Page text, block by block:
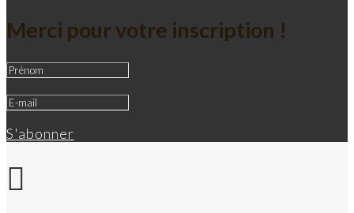
Merci pour votre inscription !
S'abonner
